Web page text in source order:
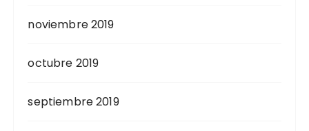
noviembre 2019
octubre 2019
septiembre 2019